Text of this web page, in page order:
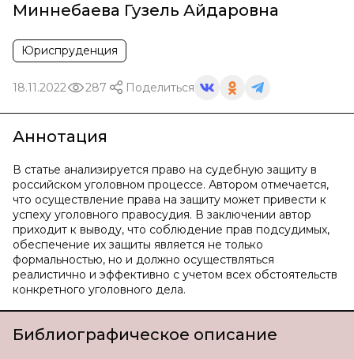
Миннебаева Гузель Айдаровна
Юриспруденция
18.11.2022 287 Поделиться
Аннотация
В статье анализируется право на судебную защиту в
российском уголовном процессе. Автором отмечается,
что осуществление права на защиту может привести к
успеху уголовного правосудия. В заключении автор
приходит к выводу, что соблюдение прав подсудимых,
обеспечение их защиты является не только
формальностью, но и должно осуществляться
реалистично и эффективно с учетом всех обстоятельств
конкретного уголовного дела.
Библиографическое описание